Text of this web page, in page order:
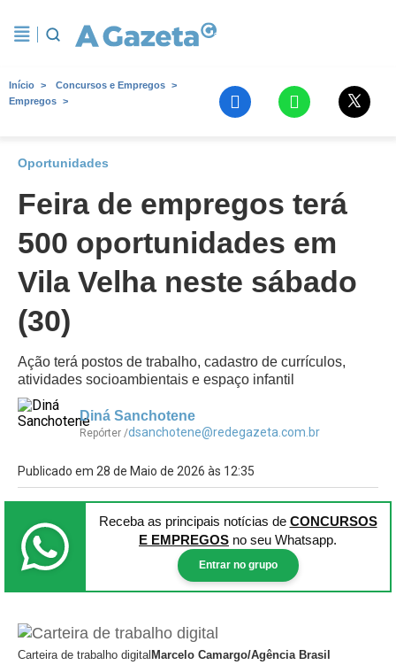
Início
Concursos e Empregos
Empregos
Oportunidades
Feira de empregos terá
500 oportunidades em
Vila Velha neste sábado
(30)
Ação terá postos de trabalho, cadastro de currículos,
atividades socioambientais e espaço infantil
Diná Sanchotene
Repórter /dsanchotene@redegazeta.com.br
Publicado em 28 de Maio de 2026 às 12:35
Receba as principais notícias de CONCURSOS
E EMPREGOS no seu Whatsapp.
Entrar no grupo
Carteira de trabalho digital Marcelo Camargo/Agência Brasil